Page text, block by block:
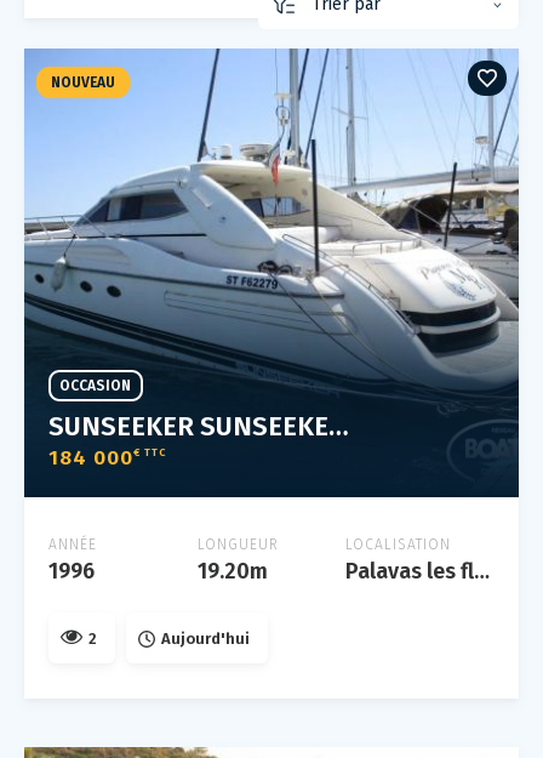
SUNSEEKER SUNSEEKER PREDATOR 63
184 000€ TTC
OCCASION
ANNÉE
1996
LONGUEUR
19.20m
LOCALISATION
Palavas les flots
NOUVEAU
2 Aujourd'hui